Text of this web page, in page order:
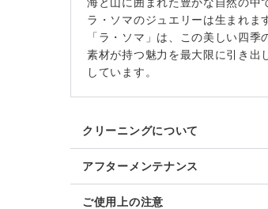
ラ・ソマのジュエリーは生まれま
「ラ・ソマ」は、この美しい四季
素材が持つ魅力を最大限に引き出
しています。
クリーニングについて
アフターメンテナンス
ご使用上の注意